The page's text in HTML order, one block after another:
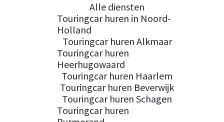
Alle diensten
Touringcar huren in Noord-
Holland
Touringcar huren Alkmaar
Touringcar huren
Heerhugowaard
Touringcar huren Haarlem
Touringcar huren Beverwijk
Touringcar huren Schagen
Touringcar huren